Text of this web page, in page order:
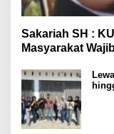
Sakariah SH :
Masyarakat